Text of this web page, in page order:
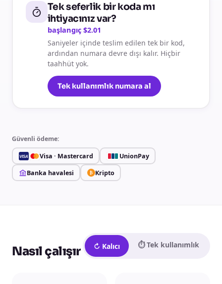
Tek seferlik bir koda mı
ihtiyacınız var?
başlangıç $2.01
Saniyeler içinde teslim edilen tek bir kod,
ardından numara devre dışı kalır. Hiçbir
taahhüt yok.
Tek kullanımlık numara al
Güvenli ödeme:
VISA Visa · Mastercard
UnionPay
Banka havalesi
₿ Kripto
Nasıl çalışır ↻ Kalıcı ⏱ Tek kullanımlık